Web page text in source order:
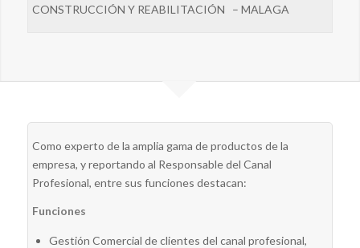
CONSTRUCCIÓN Y REABILITACIÓN – MALAGA
Como experto de la amplia gama de productos de la
empresa, y reportando al Responsable del Canal
Profesional, entre sus funciones destacan:
Funciones
Gestión Comercial de clientes del canal profesional,